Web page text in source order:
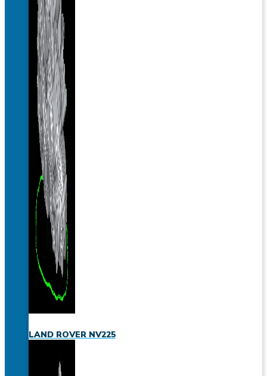
LAND ROVER NV225